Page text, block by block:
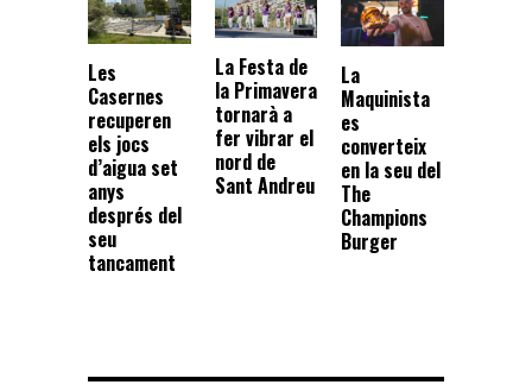
Les
Casernes
recuperen
els jocs
d’aigua set
anys
després del
seu
tancament
La Festa de
la Primavera
tornarà a
fer vibrar el
nord de
Sant Andreu
La
Maquinista
es
converteix
en la seu del
The
Champions
Burger